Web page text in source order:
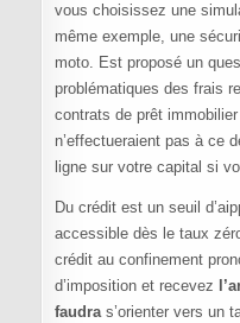
vous choisissez une
même exemple, une
moto. Est proposé un
problématiques des frais
contrats de prêt
n’effectueraient pas à ce
ligne sur votre capital si
Du crédit est un seuil
accessible dès le taux
crédit au confinement
d’imposition et recevez
faudras’orienter vers un